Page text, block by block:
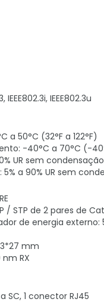
IEEE802.3u
50°C (32°F a 122°F)
-40°C a 70°C (-
UR sem condensação
a 90% UR sem
/ STP de 2 pares de
de energia externo:
mm
nm RX
SC, 1 conector RJ45